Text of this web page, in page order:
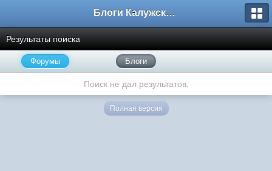
Блоги Калужского перекрестка
Результаты поиска
Форумы Блоги
Поиск не дал результатов.
Полная версия